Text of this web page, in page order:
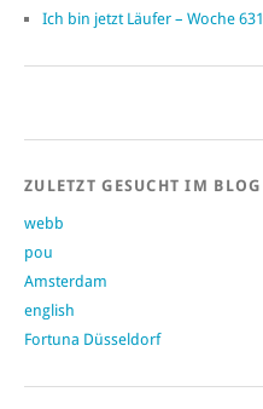
Ich bin jetzt Läufer – Woche 631
ZULETZT GESUCHT IM BLOG
webb
pou
Amsterdam
english
Fortuna Düsseldorf